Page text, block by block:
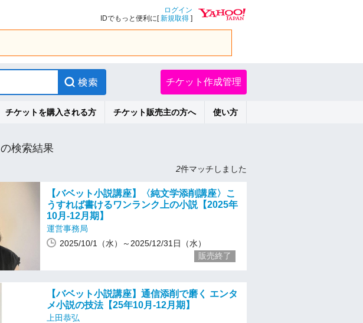
ログイン
IDでもっと便利に[新規取得 ]
チケット作成管理
チケットを購入される方 チケット販売主の方へ 使い方
の検索結果
2件マッチしました
【バベット小説講座】〈純文学添削講座〉こ
うすれば書けるワンランク上の小説【2025年
10月-12月期】
運営事務局
2025/10/1（水）～2025/12/31日（水）
販売終了
【バベット小説講座】通信添削で磨く エンタ
メ小説の技法【25年10月-12月期】
上田恭弘